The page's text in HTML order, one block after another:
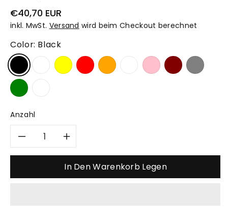
Normaler
Preis
€40,70 EUR
inkl. MwSt. Versand wird beim Checkout berechnet
Color: Black
Anzahl
VerringereErhöhe
die
In Den Warenkorb Legen